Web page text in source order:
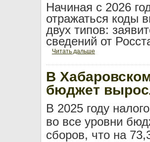
Начиная с 2026
отражаться коды
двух типов:
сведений от
Читать дальше
В
бюджет
В 2025 году
во все уровни
сборов, что на